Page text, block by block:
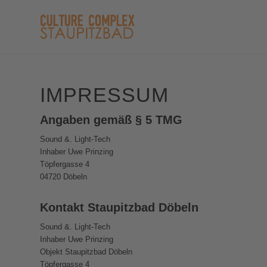
IMPRESSUM
Angaben gemäß § 5 TMG
Sound &. Light-Tech
Inhaber Uwe Prinzing
Töpfergasse 4
04720 Döbeln
Kontakt Staupitzbad Döbeln
Sound &. Light-Tech
Inhaber Uwe Prinzing
Objekt Staupitzbad Döbeln
Töpfergasse 4